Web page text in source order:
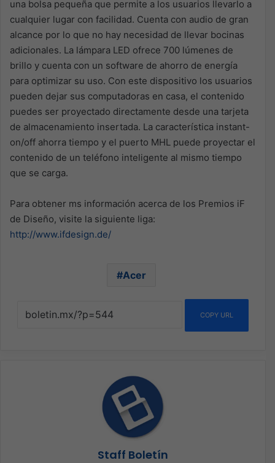
una bolsa pequeña que permite a los usuarios llevarlo a
cualquier lugar con facilidad. Cuenta con audio de gran
alcance por lo que no hay necesidad de llevar bocinas
adicionales. La lámpara LED ofrece 700 lúmenes de
brillo y cuenta con un software de ahorro de energía
para optimizar su uso. Con este dispositivo los usuarios
pueden dejar sus computadoras en casa, el contenido
puedes ser proyectado directamente desde una tarjeta
de almacenamiento insertada. La característica instant-
on/off ahorra tiempo y el puerto MHL puede proyectar el
contenido de un teléfono inteligente al mismo tiempo
que se carga.
Para obtener ms información acerca de los Premios iF
de Diseño, visite la siguiente liga:
http://www.ifdesign.de/
Acer
COPY URL
Staff Boletín